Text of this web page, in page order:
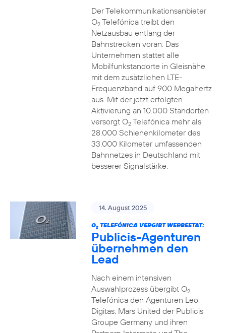
Der Telekommunikationsanbieter
O2Telefónica treibt den
Netzausbau entlang der
Bahnstrecken voran: Das
Unternehmen stattet alle
Mobilfunkstandorte in Gleisnähe
mit dem zusätzlichen LTE-
Frequenzband auf 900 Megahertz
aus. Mit der jetzt erfolgten
Aktivierung an 10.000 Standorten
versorgt O2Telefónica mehr als
28.000 Schienenkilometer des
33.000 Kilometer umfassenden
Bahnnetzes in Deutschland mit
besserer Signalstärke.
14. August 2025
O2TELEFÓNICA VERGIBT WERBEETAT:
Publicis-Agenturen
übernehmen den
Lead
Nach einem intensiven
Auswahlprozess übergibt O2
Telefónica den Agenturen Leo,
Digitas, Mars United der Publicis
Groupe Germany und ihren